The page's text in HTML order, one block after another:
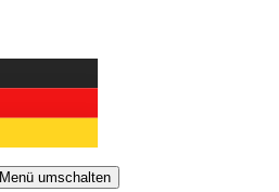
Menü umschalten